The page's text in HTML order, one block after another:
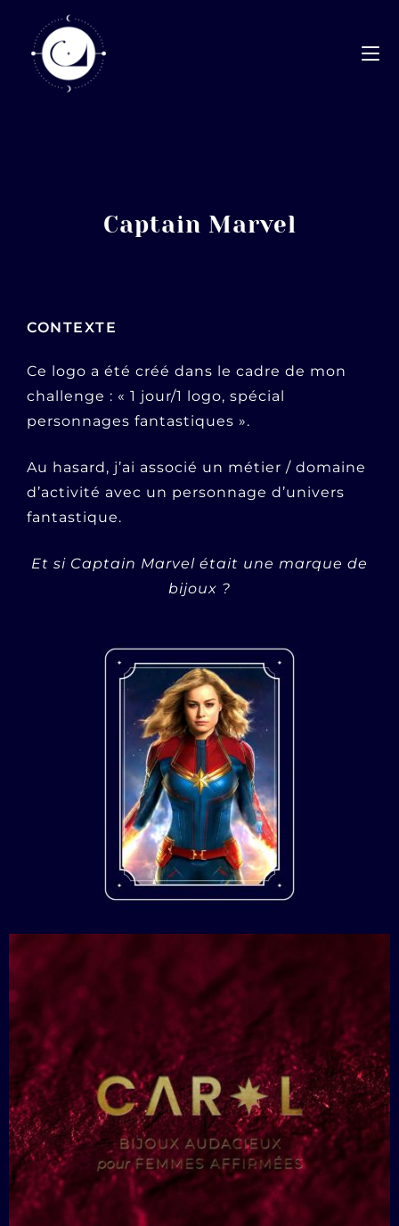
Captain Marvel
CONTEXTE
Ce logo a été créé dans le cadre de mon
challenge : « 1 jour/1 logo, spécial
personnages fantastiques ».
Au hasard, j’ai associé un métier / domaine
d’activité avec un personnage d’univers
fantastique.
Et si Captain Marvel était une marque de
bijoux ?